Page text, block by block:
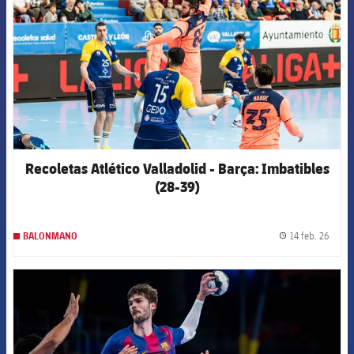
Recoletas Atlético Valladolid - Barça: Imbatibles
(28-39)
BALONMANO 14 feb. 26
FCB Barcelona badge